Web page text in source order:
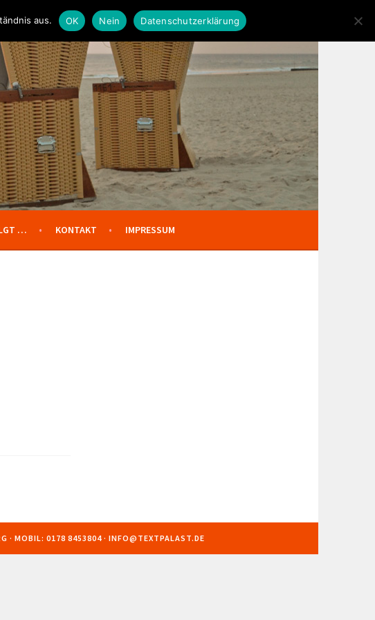
… KONTAKT IMPRESSUM
· MOBIL: 0178 8453804 · INFO@TEXTPALAST.DE
aus. OK Nein Datenschutzerklärung